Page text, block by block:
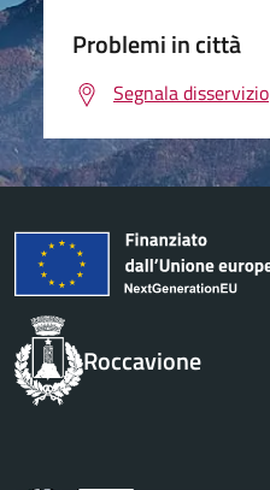
Problemi in città
Segnala disservizio
Roccavione